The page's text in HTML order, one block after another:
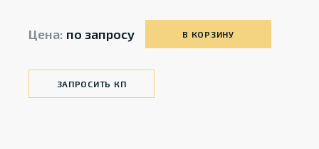
Цена: по запросу В КОРЗИНУ
ЗАПРОСИТЬ КП